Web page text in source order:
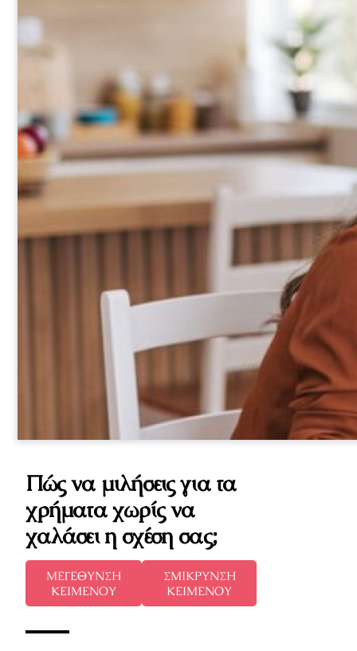
Πώς να μιλήσεις για τα
χρήματα χωρίς να
χαλάσει η σχέση σας;
ΜΕΓΕΘΥΝΣΗ
ΚΕΙΜΕΝΟΥ
ΣΜΙΚΡΥΝΣΗ
ΚΕΙΜΕΝΟΥ